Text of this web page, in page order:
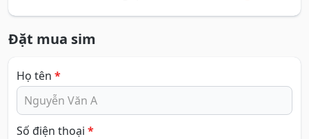
Đặt mua sim
Họ tên *
Số điện thoại *